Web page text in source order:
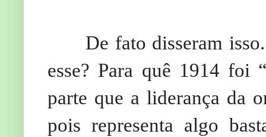
De fato disseram isso.
esse? Para quê 1914 foi
parte que a liderança da
pois representa algo